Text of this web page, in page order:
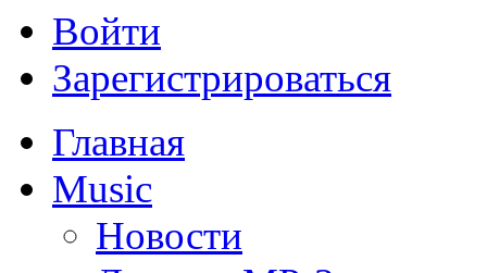
Войти
Зарегистрироваться
Главная
Music
Новости